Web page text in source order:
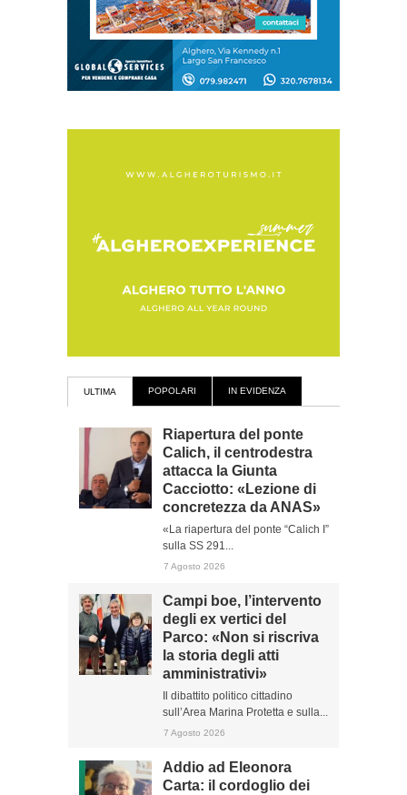
ULTIMA POPOLARI IN EVIDENZA
Riapertura del ponte
Calich, il centrodestra
attacca la Giunta
Cacciotto: «Lezione di
concretezza da ANAS»
«La riapertura del ponte “Calich I”
sulla SS 291...
7 Agosto 2026
Campi boe, l’intervento
degli ex vertici del
Parco: «Non si riscriva
la storia degli atti
amministrativi»
Il dibattito politico cittadino
sull’Area Marina Protetta e sulla...
7 Agosto 2026
Addio ad Eleonora
Carta: il cordoglio dei